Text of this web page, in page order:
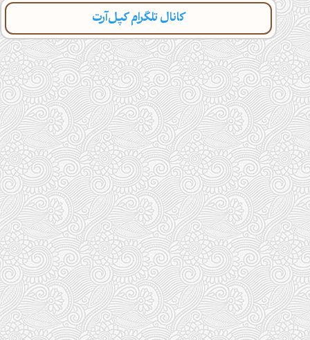
کانال تلگرام کپل‌آرت